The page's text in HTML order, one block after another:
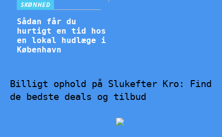
SKØNHED
Sådan får du
hurtigt en tid hos
en lokal hudlæge i
København
Billigt ophold på Slukefter Kro: Find
de bedste deals og tilbud